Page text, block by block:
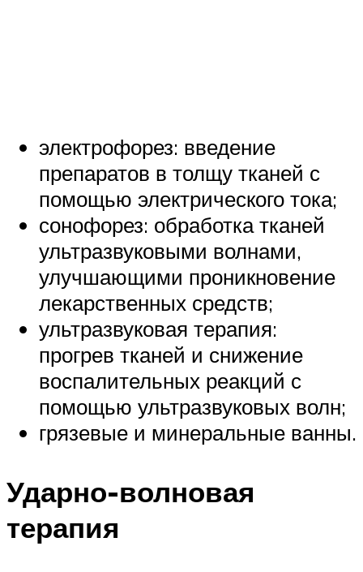
электрофорез: введение
препаратов в толщу тканей с
помощью электрического тока;
сонофорез: обработка тканей
ультразвуковыми волнами,
улучшающими проникновение
лекарственных средств;
ультразвуковая терапия:
прогрев тканей и снижение
воспалительных реакций с
помощью ультразвуковых волн;
грязевые и минеральные ванны.
Ударно-волновая
терапия